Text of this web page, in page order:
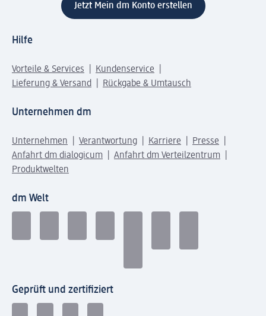
Jetzt Mein dm Konto erstellen
Hilfe
Vorteile & Services
Kundenservice
Lieferung & Versand
Rückgabe & Umtausch
Unternehmen dm
Unternehmen Verantwortung Karriere
Presse
Anfahrt dm dialogicum
Anfahrt dm Verteilzentrum
Produktwelten
dm Welt
Geprüft und zertifiziert